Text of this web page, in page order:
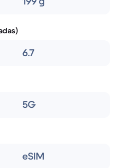
6.7
5G
eSIM